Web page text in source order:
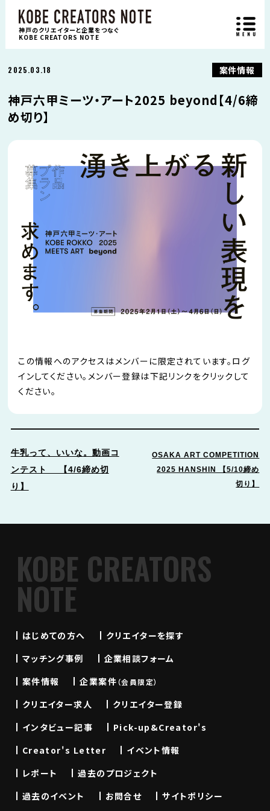
神戸のクリエイターと企業をつなぐ
KOBE CREATORS NOTE
案件情報
2025.03.18
神戸六甲ミーツ・アート2025 beyond【4/6締
め切り】
この情報へのアクセスはメンバーに限定されています。ログ
インしてください。メンバー登録は下記リンクをクリックして
ください。
牛乳って、いいな。動画コ
ンテスト 【4/6締め切
り】
OSAKA ART COMPETITION
2025 HANSHIN 【5/10締め
切り】
KOBE CREATORS
NOTE
はじめての方へ
クリエイターを探す
マッチング事例
企業相談フォーム
案件情報
企業案件（会員限定）
クリエイター求人
クリエイター登録
インタビュー記事
Pick-up&Creator's
Creator's Letter
イベント情報
レポート
過去のプロジェクト
過去のイベント
お問合せ サイトポリシー